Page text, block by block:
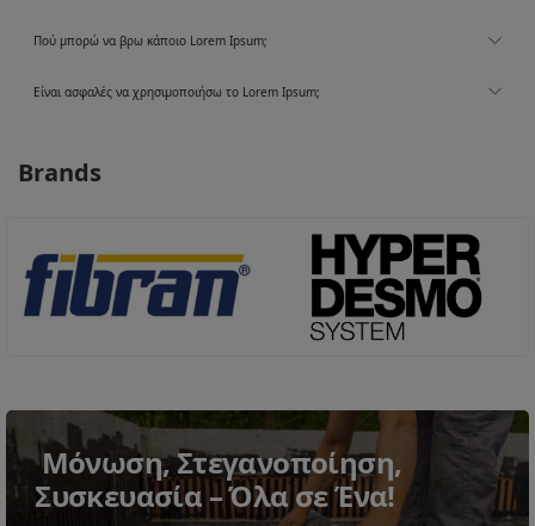
Πού μπορώ να βρω κάποιο Lorem Ipsum;
Είναι ασφαλές να χρησιμοποιήσω το Lorem Ipsum;
Brands
Μόνωση, Στεγανοποίηση,
Συσκευασία – Όλα σε Ένα!